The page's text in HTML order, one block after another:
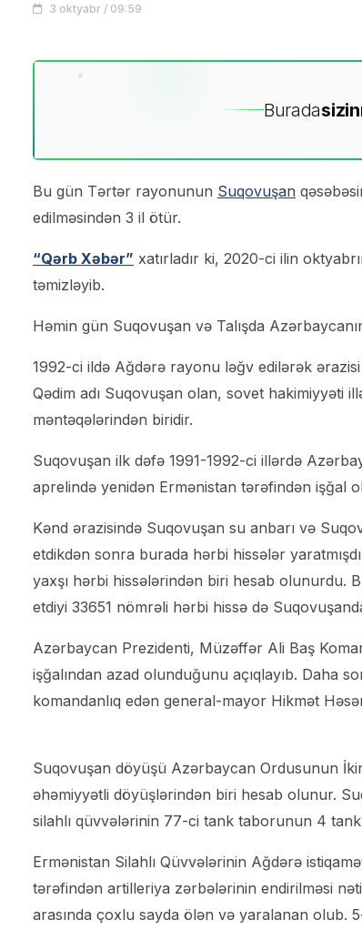
3 oktyabr / 09:59
Buradasizin
Bu gün Tərtər rayonunun Suqovuşan
edilməsindən 3 il ötür.
“Qərb Xəbər” xatırladır ki, 2020-ci ilin
təmizləyib.
Həmin gün Suqovuşan və Talışda
1992-ci ildə Ağdərə rayonu ləğv edilərək
Qədim adı Suqovuşan olan, sovet hakimiyyəti
məntəqələrindən biridir.
Suqovuşan ilk dəfə 1991-1992-ci illərdə
aprelində yenidən Ermənistan tərəfindən işğal
Kənd ərazisində Suqovuşan su anbarı və
etdikdən sonra burada hərbi hissələr
yaxşı hərbi hissələrindən biri hesab olunurdu.
etdiyi 33651 nömrəli hərbi hissə də
Azərbaycan Prezidenti, Müzəffər Ali Baş
işğalından azad olunduğunu açıqlayıb. Daha
komandanlıq edən general-mayor Hikmət
Suqovuşan döyüşü Azərbaycan Ordusunun
əhəmiyyətli döyüşlərindən biri hesab olunur.
silahlı qüvvələrinin 77-ci tank taborunun 4
Ermənistan Silahlı Qüvvələrinin Ağdərə
tərəfindən artilleriya zərbələrinin endirilməsi
arasında çoxlu sayda ölən və yaralanan olub.